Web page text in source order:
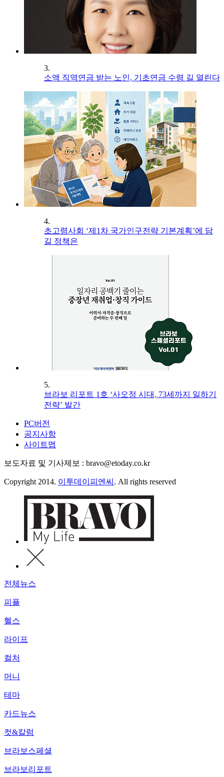
3.
소액 직역연금 받는 노인, 기초연금 수령 길 열린다
4.
초고령사회 ‘제1차 국가인구전략 기본계획’에 담
길 정책은
5.
브라보 리포트 1호 ‘사오정 시대, 73세까지 일하기
전략’ 발간
PC버전
공지사항
사이트맵
보도자료 및 기사제보 : bravo@etoday.co.kr
Copyright 2014. 이투데이피엔씨 . All rights reserved
전체뉴스
피플
헬스
라이프
컬처
머니
테마
카드뉴스
컷&칼럼
브라보스페셜
브라보리포트